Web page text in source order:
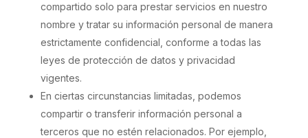
compartido solo para prestar servicios en nuestro
nombre y tratar su información personal de manera
estrictamente confidencial, conforme a todas las
leyes de protección de datos y privacidad
vigentes.
En ciertas circunstancias limitadas, podemos
compartir o transferir información personal a
terceros que no estén relacionados. Por ejemplo,